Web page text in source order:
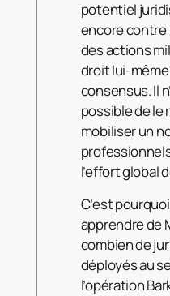
potentiel
encore contre
des actions
droit lui-
consensus. Il
possible de le
mobiliser un
l’effort global
C’est
apprendre de
combien de
déployés au
l’opération